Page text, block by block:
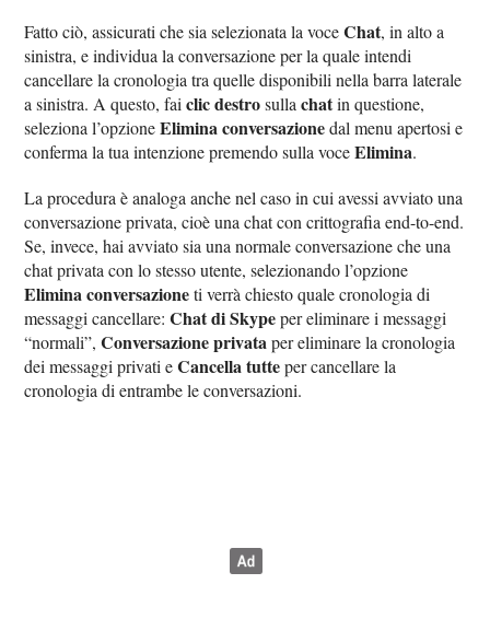
Fatto ciò, assicurati che sia selezionata la voceChat, in alto a
sinistra, e individua la conversazione per la quale intendi
cancellare la cronologia tra quelle disponibili nella barra laterale
a sinistra. A questo, faiclic destrosullachatin questione,
seleziona l’opzioneElimina conversazionedal menu apertosi e
conferma la tua intenzione premendo sulla voceElimina.
La procedura è analoga anche nel caso in cui avessi avviato una
conversazione privata, cioè una chat con crittografia end-to-end.
Se, invece, hai avviato sia una normale conversazione che una
chat privata con lo stesso utente, selezionando l’opzione
Elimina conversazioneti verrà chiesto quale cronologia di
messaggi cancellare:Chat di Skypeper eliminare i messaggi
“normali”,Conversazione privataper eliminare la cronologia
dei messaggi privati eCancella tutteper cancellare la
cronologia di entrambe le conversazioni.